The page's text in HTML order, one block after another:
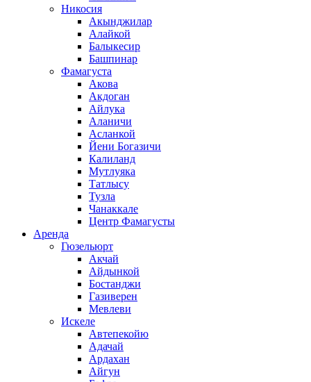
Никосия
Акынджилар
Алайкой
Балыкесир
Башпинар
Фамагуста
Акова
Акдоган
Айлука
Аланичи
Асланкой
Йени Богазичи
Калиланд
Мутлуяка
Татлысу
Тузла
Чанаккале
Центр Фамагусты
Аренда
Гюзельюрт
Акчай
Айдынкой
Бостанджи
Газиверен
Мевлеви
Искеле
Автепекойю
Адачай
Ардахан
Айгун